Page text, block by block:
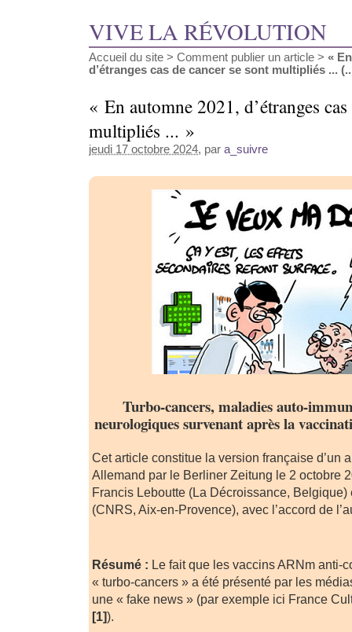
VIVE LA RÉVOLUTION
Accueil du site > Comment publier un article > «
d’étranges cas de cancer se sont multipliés ...
« En automne 2021, d’étranges
multipliés ... »
jeudi 17 octobre 2024, par a_suivre
Turbo-cancers, maladies auto-
neurologiques survenant après la
Cet article constitue la version française d’un
Allemand par le Berliner Zeitung le 2 octobre
Francis Leboutte (La Décroissance,
(CNRS, Aix-en-Provence), avec l’accord de
Résumé : Le fait que les vaccins ARNm anti-
« turbo-cancers » a été présenté par les
une « fake news » (par exemple ici France
[1]).